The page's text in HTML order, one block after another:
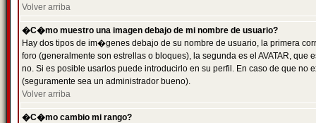
Volver arriba
�C�mo muestro una imagen debajo de mi nombre de usuario?
Hay dos tipos de im�genes debajo de su nombre de usuario, la primera
foro (generalmente son estrellas o bloques), la segunda es el AVATAR,
no. Si es posible usarlos puede introducirlo en su perfil. En caso de que
(seguramente sea un administrador bueno).
Volver arriba
�C�mo cambio mi rango?